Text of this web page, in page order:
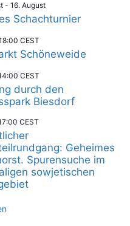
- 16. August
Schachturnier
CEST
Schöneweide
CEST
durch den
Biesdorf
CEST
Geheimes
Spurensuche im
sowjetischen